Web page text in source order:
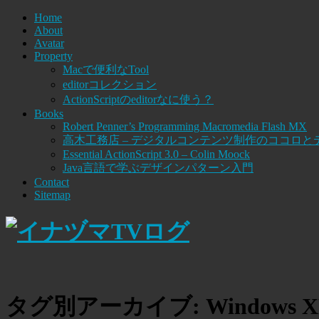
Home
About
Avatar
Property
Macで便利なTool
editorコレクション
ActionScriptのeditorなに使う？
Books
Robert Penner’s Programming Macromedia Flash MX
高木工務店 – デジタルコンテンツ制作のココロと
Essential ActionScript 3.0 – Colin Moock
Java言語で学ぶデザインパターン入門
Contact
Sitemap
タグ別アーカイブ: Windows